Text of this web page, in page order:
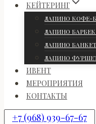
КЕЙТЕРИНГ
ЛАПИНО КОФЕ-
ЛАПИНО
ЛАПИНО
ЛАПИНО
ИВЕНТ
МЕРОПРИЯТИЯ
КОНТАКТЫ
+7 (968) 939-67-67